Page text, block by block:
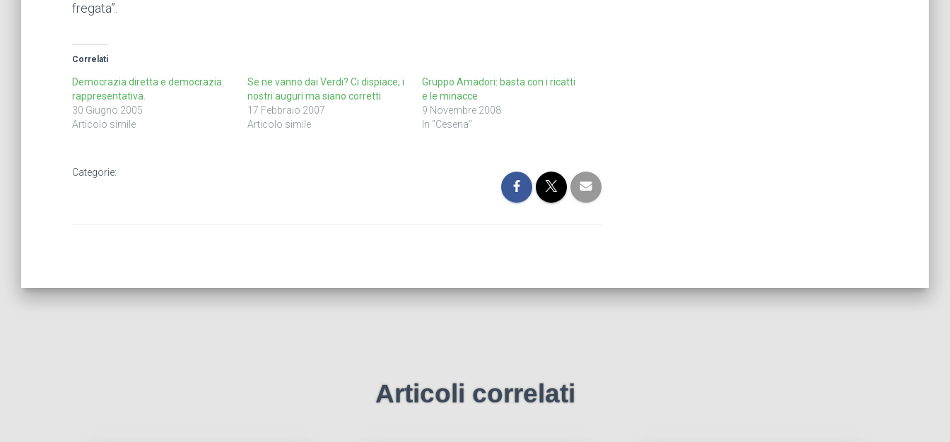
fregata”.
Correlati
Democrazia diretta e democrazia
rappresentativa.
30 Giugno 2005
Articolo simile
Se ne vanno dai Verdi? Ci dispiace, i
nostri auguri ma siano corretti
17 Febbraio 2007
Articolo simile
Gruppo Amadori: basta con i ricatti
e le minacce
9 Novembre 2008
In "Cesena"
Categorie:
Articoli correlati